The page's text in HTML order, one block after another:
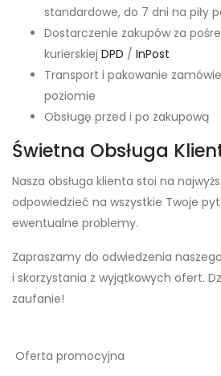
standardowe, do 7 dni na piły
Dostarczenie zakupów za
kurierskiej DPD / InPost
Transport i pakowanie
poziomie
Obsługę przed i po zakupową
Świetna Obsługa
Nasza obsługa klienta stoi na
odpowiedzieć na wszystkie Twoje
ewentualne problemy.
Zapraszamy do odwiedzenia naszego
i skorzystania z wyjątkowych ofert.
zaufanie!
Oferta promocyjna